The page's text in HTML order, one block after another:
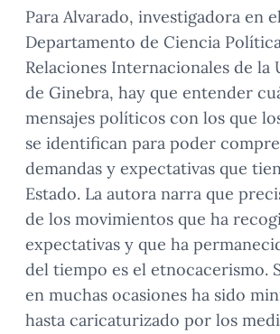
Para Alvarado, investigadora en
Departamento de Ciencia
Relaciones Internacionales de la
de Ginebra, hay que entender
mensajes políticos con los que
se identifican para poder
demandas y expectativas que
Estado. La autora narra que
de los movimientos que ha
expectativas y que ha
del tiempo es el etnocacerismo.
en muchas ocasiones ha sido
hasta caricaturizado por los